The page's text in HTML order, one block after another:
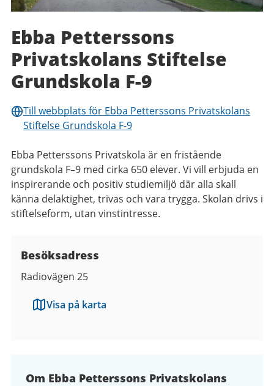
Ebba Petterssons
Privatskolans Stiftelse
Grundskola F-9
Till webbplats för Ebba Petterssons Privatskolans
Stiftelse Grundskola F-9
Ebba Petterssons Privatskola är en fristående
grundskola F–9 med cirka 650 elever. Vi vill erbjuda en
inspirerande och positiv studiemiljö där alla skall
känna delaktighet, trivas och vara trygga. Skolan drivs i
stiftelseform, utan vinstintresse.
Besöksadress
Radiovägen 25
Visa på karta
Om Ebba Petterssons Privatskolans